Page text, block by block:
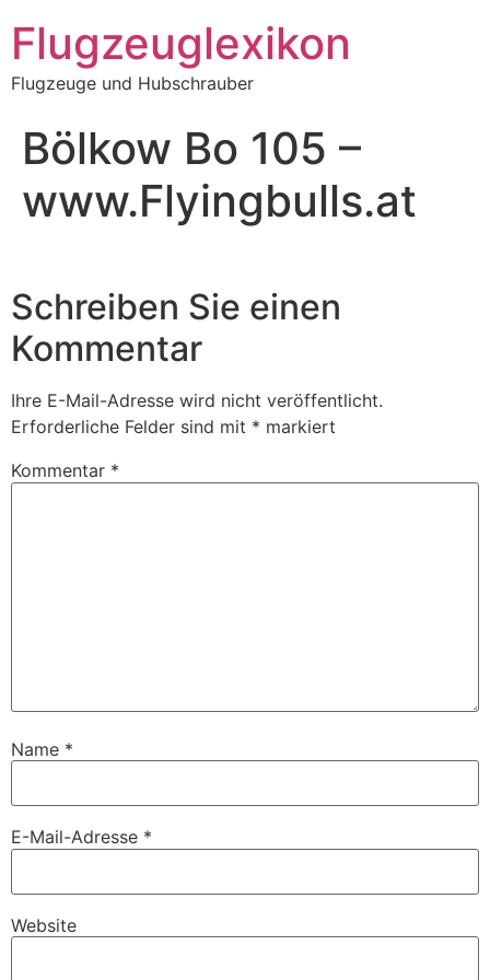
Inhalt
springen
Flugzeuglexikon
Flugzeuge und Hubschrauber
Bölkow Bo 105 –
www.Flyingbulls.at
Schreiben Sie einen
Kommentar
Ihre E-Mail-Adresse wird nicht veröffentlicht.
Erforderliche Felder sind mit * markiert
Kommentar *
Name *
E-Mail-Adresse *
Website